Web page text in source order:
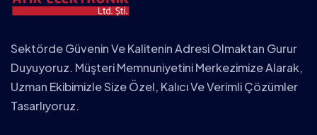
Sektörde Güvenin Ve Kalitenin Adresi Olmaktan Gurur
Duyuyoruz. Müşteri Memnuniyetini Merkezimize Alarak,
Uzman Ekibimizle Size Özel, Kalıcı Ve Verimli Çözümler
Tasarlıyoruz.